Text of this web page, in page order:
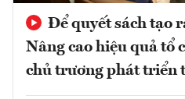
Để quyết sách tạo
Nâng cao hiệu quả tổ
chủ trương phát triển